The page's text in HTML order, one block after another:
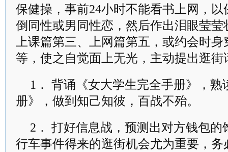
保健操，事前24小时不能看书上网，
倒同性或男同性恋，然后作出泪眼莹
上课篇第三、上网篇第五，或约会时
等，使之自觉面上无光，主动提出逛街
1． 背诵《女大学生完全手册》，
册》，做到知己知彼，百战不殆。
2． 打好信息战，预测出对方钱包
行车事件得来的逛街机会尤为重要，